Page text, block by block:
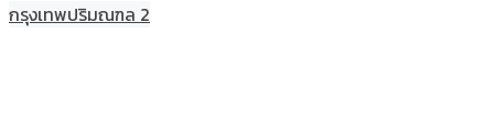
กรุงเทพปริมณฑล 2